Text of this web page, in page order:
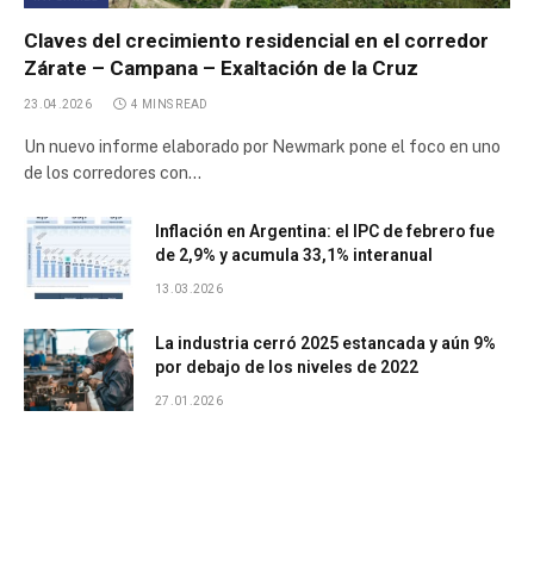
Claves del crecimiento residencial en el corredor
Zárate – Campana – Exaltación de la Cruz
23.04.2026 4 MINS READ
Un nuevo informe elaborado por Newmark pone el foco en uno
de los corredores con…
Inflación en Argentina: el IPC de febrero fue
de 2,9% y acumula 33,1% interanual
13.03.2026
La industria cerró 2025 estancada y aún 9%
por debajo de los niveles de 2022
27.01.2026